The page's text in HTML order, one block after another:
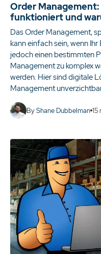
Order Management:
funktioniert und
Das Order Management,
kann einfach sein, wenn
jedoch einen bestimmten
Management zu komplex
werden. Hier sind digitale
Management
ByShane Dubbelman 15